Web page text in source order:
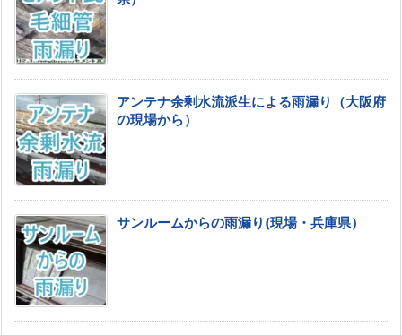
アンテナ余剰水流派生による雨漏り（大阪府
の現場から）
サンルームからの雨漏り(現場・兵庫県）